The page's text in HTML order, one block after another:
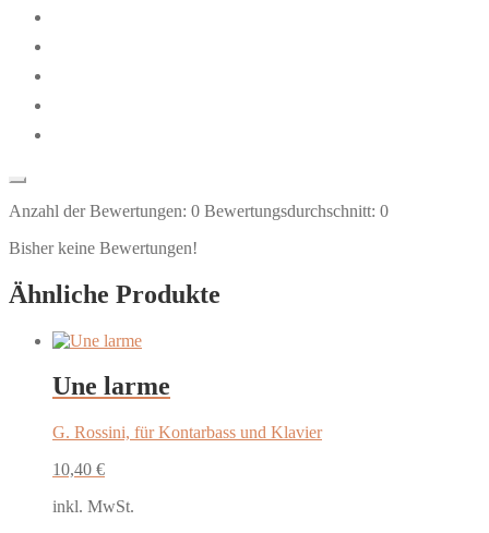
Anzahl der Bewertungen: 0 Bewertungsdurchschnitt: 0
Bisher keine Bewertungen!
Ähnliche Produkte
Une larme
G. Rossini, für Kontarbass und Klavier
10,40 €
inkl. MwSt.